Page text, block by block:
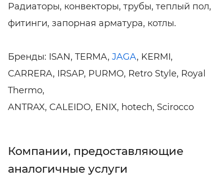
Радиаторы, конвекторы, трубы, теплый пол,
фитинги, запорная арматура, котлы.
Бренды: ISAN, TERMA, JAGA, KERMI,
CARRERA, IRSAP, PURMO, Retro Style, Royal
Thermo,
ANTRAX, CALEIDO, ENIX, hotech, Scirocco
Компании, предоставляющие
аналогичные услуги